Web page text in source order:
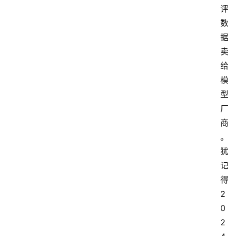
评
数
据
卖
给
模
型
厂
商
。
犹
记
得
2
0
2